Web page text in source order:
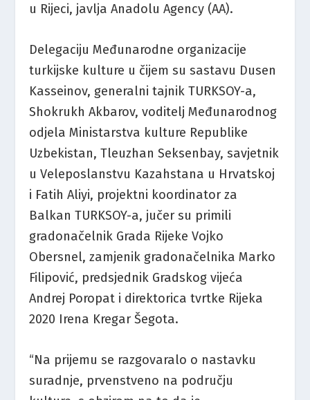
u Rijeci, javlja Anadolu Agency (AA).
Delegaciju Međunarodne organizacije
turkijske kulture u čijem su sastavu Dusen
Kasseinov, generalni tajnik TURKSOY-a,
Shokrukh Akbarov, voditelj Međunarodnog
odjela Ministarstva kulture Republike
Uzbekistan, Tleuzhan Seksenbay, savjetnik
u Veleposlanstvu Kazahstana u Hrvatskoj
i Fatih Aliyi, projektni koordinator za
Balkan TURKSOY-a, jučer su primili
gradonačelnik Grada Rijeke Vojko
Obersnel, zamjenik gradonačelnika Marko
Filipović, predsjednik Gradskog vijeća
Andrej Poropat i direktorica tvrtke Rijeka
2020 Irena Kregar Šegota.
“Na prijemu se razgovaralo o nastavku
suradnje, prvenstveno na području